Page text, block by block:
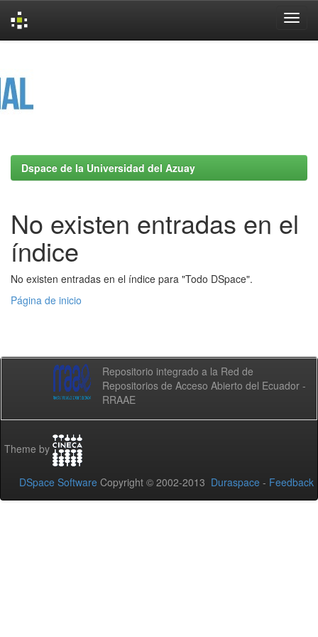
Dspace de la Universidad del Azuay
No existen entradas en el
índice
No existen entradas en el índice para "Todo DSpace".
Página de inicio
Repositorio integrado a la Red de
Repositorios de Acceso Abierto del Ecuador -
RRAAE
Theme by
DSpace Software Copyright © 2002-2013 Duraspace - Feedback